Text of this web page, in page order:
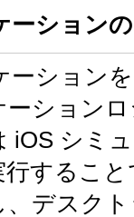
ーション
ーション
ション
iOS シミ
するこ
、デスク